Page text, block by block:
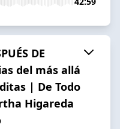
DE
del más allá
| De Todo
Higareda